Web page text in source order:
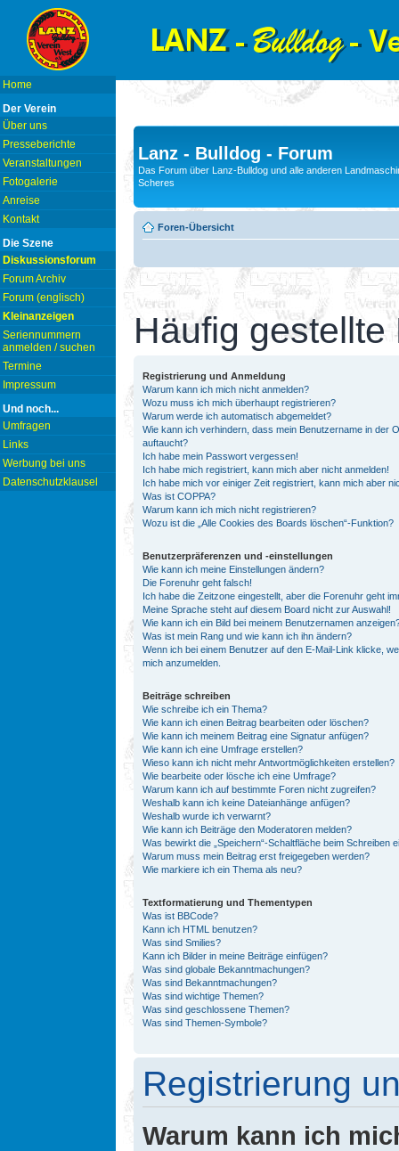
Home
Der Verein
Über uns
Presseberichte
Veranstaltungen
Fotogalerie
Anreise
Kontakt
Die Szene
Diskussionsforum
Forum Archiv
Forum (englisch)
Kleinanzeigen
Seriennummern
anmelden / suchen
Termine
Impressum
Und noch...
Umfragen
Links
Werbung bei uns
Datenschutzklausel
Lanz - Bulldog - Forum
Das Forum über Lanz-Bulldog und alle anderen
Scheres
Foren-Übersicht
Häufig gestellte
Registrierung und Anmeldung
Warum kann ich mich nicht anmelden?
Wozu muss ich mich überhaupt registrieren?
Warum werde ich automatisch abgemeldet?
Wie kann ich verhindern, dass mein Benutzername in der
auftaucht?
Ich habe mein Passwort vergessen!
Ich habe mich registriert, kann mich aber nicht anmelden!
Ich habe mich vor einiger Zeit registriert, kann mich aber
Was ist COPPA?
Warum kann ich mich nicht registrieren?
Wozu ist die „Alle Cookies des Boards löschen“-Funktion?
Benutzerpräferenzen und -einstellungen
Wie kann ich meine Einstellungen ändern?
Die Forenuhr geht falsch!
Ich habe die Zeitzone eingestellt, aber die Forenuhr geht
Meine Sprache steht auf diesem Board nicht zur Auswahl!
Wie kann ich ein Bild bei meinem Benutzernamen
Was ist mein Rang und wie kann ich ihn ändern?
Wenn ich bei einem Benutzer auf den E-Mail-Link klicke,
mich anzumelden.
Beiträge schreiben
Wie schreibe ich ein Thema?
Wie kann ich einen Beitrag bearbeiten oder löschen?
Wie kann ich meinem Beitrag eine Signatur anfügen?
Wie kann ich eine Umfrage erstellen?
Wieso kann ich nicht mehr Antwortmöglichkeiten erstellen?
Wie bearbeite oder lösche ich eine Umfrage?
Warum kann ich auf bestimmte Foren nicht zugreifen?
Weshalb kann ich keine Dateianhänge anfügen?
Weshalb wurde ich verwarnt?
Wie kann ich Beiträge den Moderatoren melden?
Was bewirkt die „Speichern“-Schaltfläche beim Schreiben
Warum muss mein Beitrag erst freigegeben werden?
Wie markiere ich ein Thema als neu?
Textformatierung und Thementypen
Was ist BBCode?
Kann ich HTML benutzen?
Was sind Smilies?
Kann ich Bilder in meine Beiträge einfügen?
Was sind globale Bekanntmachungen?
Was sind Bekanntmachungen?
Was sind wichtige Themen?
Was sind geschlossene Themen?
Was sind Themen-Symbole?
Registrierung
Warum kann ich